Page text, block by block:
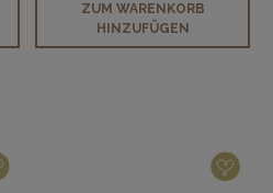
ZUM WARENKORB
HINZUFÜGEN